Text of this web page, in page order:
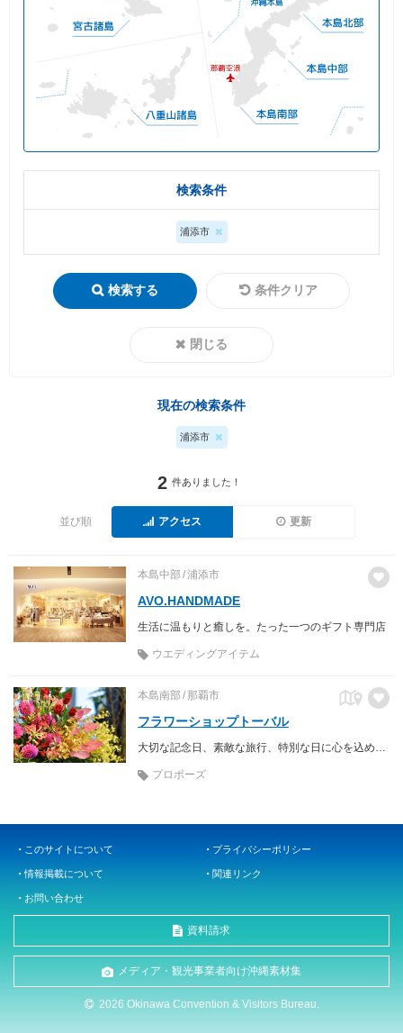
検索条件
浦添市
検索する 条件クリア
閉じる
現在の検索条件
浦添市
2 件ありました！
並び順 アクセス 更新
本島中部 浦添市
AVO.HANDMADE
生活に温もりと癒しを。たった一つのギフト専門店
ウエディングアイテム
本島南部 那覇市
フラワーショップトーバル
プロポーズ
このサイトについて プライバシーポリシー
情報掲載について 関連リンク
お問い合わせ
資料請求
メディア・観光事業者向け沖縄素材集
2026 Okinawa Convention & Visitors Bureau.